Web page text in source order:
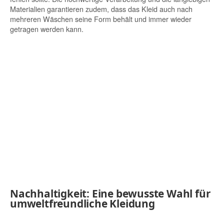
Materialien garantieren zudem, dass das Kleid auch nach
mehreren Wäschen seine Form behält und immer wieder
getragen werden kann.
Nachhaltigkeit: Eine bewusste Wahl für
umweltfreundliche Kleidung